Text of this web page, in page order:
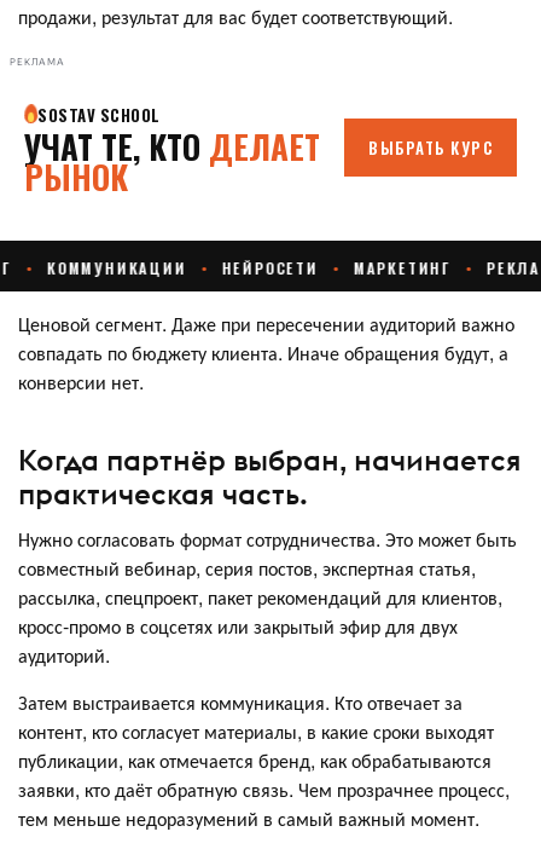
продажи, результат для вас будет соответствующий.
РЕКЛАМА
Ценовой сегмент. Даже при пересечении аудиторий важно
совпадать по бюджету клиента. Иначе обращения будут, а
конверсии нет.
Когда партнёр выбран, начинается
практическая часть.
Нужно согласовать формат сотрудничества. Это может быть
совместный вебинар, серия постов, экспертная статья,
рассылка, спецпроект, пакет рекомендаций для клиентов,
кросс‑промо в соцсетях или закрытый эфир для двух
аудиторий.
Затем выстраивается коммуникация. Кто отвечает за
контент, кто согласует материалы, в какие сроки выходят
публикации, как отмечается бренд, как обрабатываются
заявки, кто даёт обратную связь. Чем прозрачнее процесс,
тем меньше недоразумений в самый важный момент.